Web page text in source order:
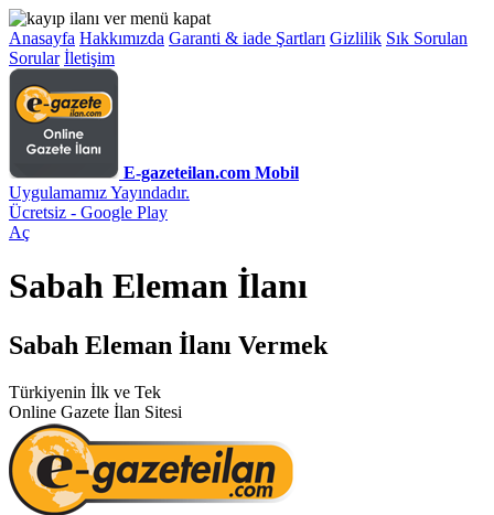
Anasayfa Hakkımızda Garanti & iade Şartları Gizlilik Sık Sorulan
Sorular İletişim
E-gazeteilan.com Mobil
Uygulamamız Yayındadır.
Ücretsiz - Google Play
Aç
Sabah Eleman İlanı
Sabah Eleman İlanı Vermek
Türkiyenin İlk ve Tek
Online Gazete İlan Sitesi